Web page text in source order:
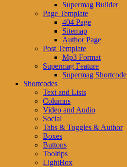
Supermag Builder
Page Template
404 Page
Sitemap
Author Page
Post Template
Mp3 Format
Supermag Feature
Supermag Shortcode
Shortcodes
Text and Lists
Columns
Video and Audio
Social
Tabs & Toggles & Author
Boxes
Buttons
Tooltips
LightBox